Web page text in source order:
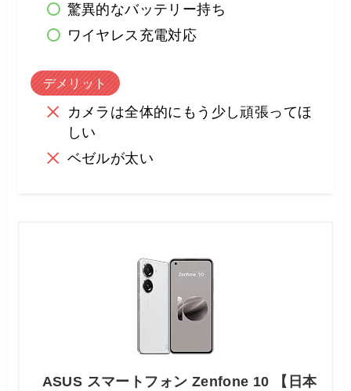
驚異的なバッテリー持ち
ワイヤレス充電対応
デメリット
カメラは全体的にもう少し頑張ってほ
しい
ベゼルが太い
ASUS スマートフォン Zenfone 10 【日本